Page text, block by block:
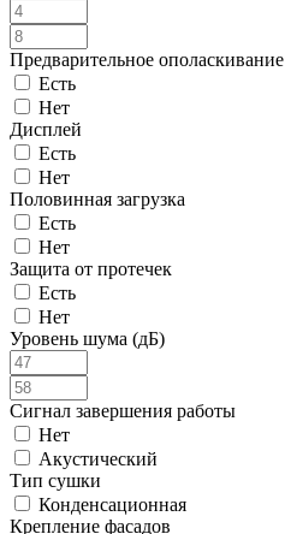
Предварительное ополаскивание
Есть
Нет
Дисплей
Есть
Нет
Половинная загрузка
Есть
Нет
Защита от протечек
Есть
Нет
Уровень шума (дБ)
Сигнал завершения работы
Нет
Акустический
Тип сушки
Конденсационная
Крепление фасадов